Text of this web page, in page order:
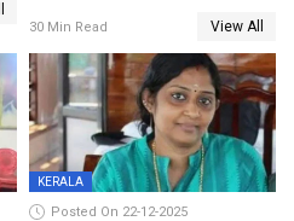
30 Min Read View All
KERALA
Posted On 22-12-2025